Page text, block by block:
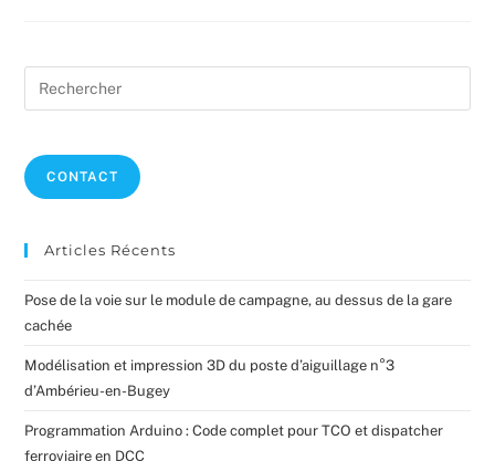
CONTACT
Articles Récents
Pose de la voie sur le module de campagne, au dessus de la gare
cachée
Modélisation et impression 3D du poste d’aiguillage n°3
d’Ambérieu-en-Bugey
Programmation Arduino : Code complet pour TCO et dispatcher
ferroviaire en DCC